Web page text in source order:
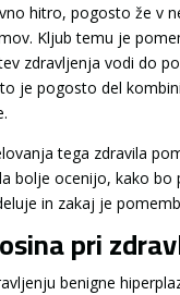
hitro, pogosto že v
Kljub temu je
zdravljenja vodi do
je pogosto del
tega zdravila
bolje ocenijo, kako
in zakaj je
pri
benigne